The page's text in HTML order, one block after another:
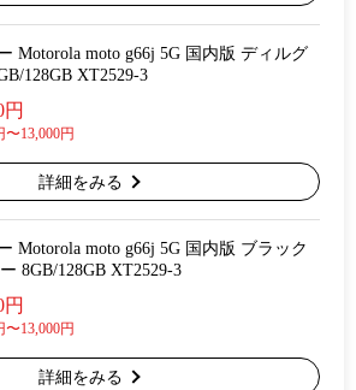
Motorola moto g66j 5G 国内版 ディルグ
128GB XT2529-3
円
〜13,000円
詳細をみる
Motorola moto g66j 5G 国内版 ブラック
8GB/128GB XT2529-3
円
〜13,000円
詳細をみる